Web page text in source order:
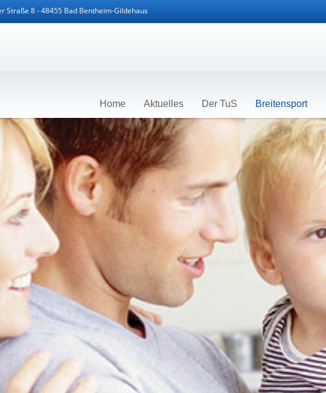
Straße 8 - 48455 Bad Bentheim-Gildehaus
Home Aktuelles Der TuS Breitensport